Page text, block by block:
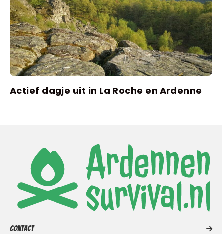
Actief dagje uit in La Roche en Ardenne
Contact